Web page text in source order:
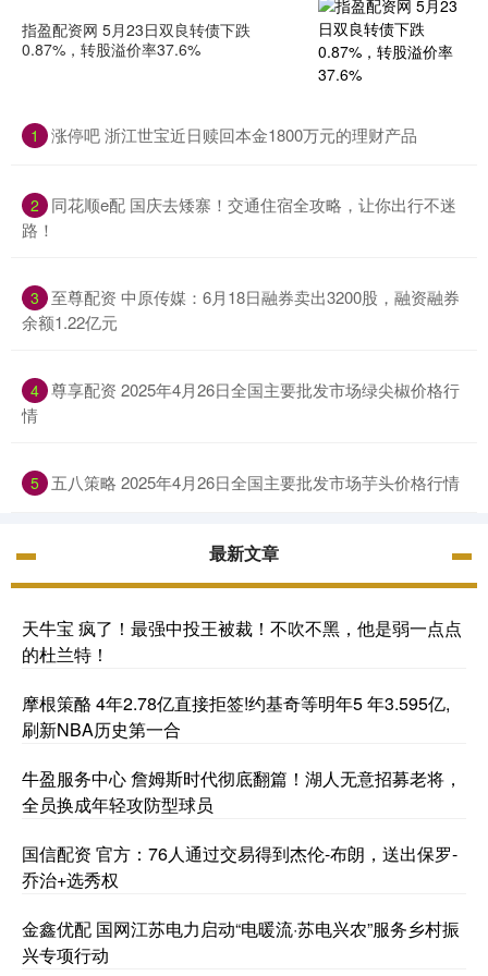
指盈配资网 5月23日双良转债下跌
0.87%，转股溢价率37.6%
1 涨停吧 浙江世宝近日赎回本金1800万元的理财产品
2
同花顺e配 国庆去矮寨！交通住宿全攻略，让你出行不迷
路！
3 至尊配资 中原传媒：6月18日融券卖出3200股，融资融券
余额1.22亿元
4 尊享配资 2025年4月26日全国主要批发市场绿尖椒价格行
情
5 五八策略 2025年4月26日全国主要批发市场芋头价格行情
最新文章
天牛宝 疯了！最强中投王被裁！不吹不黑，他是弱一点点
的杜兰特！
摩根策酪 4年2.78亿直接拒签!约基奇等明年5 年3.595亿,
刷新NBA历史第一合
牛盈服务中心 詹姆斯时代彻底翻篇！湖人无意招募老将，
全员换成年轻攻防型球员
国信配资 官方：76人通过交易得到杰伦-布朗，送出保罗-
乔治+选秀权
金鑫优配 国网江苏电力启动“电暖流·苏电兴农”服务乡村振
兴专项行动